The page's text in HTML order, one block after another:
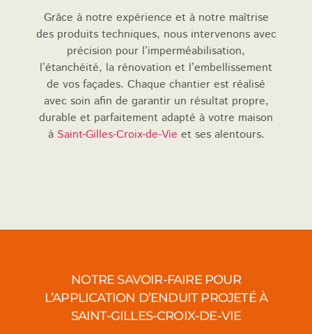
Grâce à notre expérience et à notre maîtrise
des produits techniques, nous intervenons avec
précision pour l’imperméabilisation,
l’étanchéité, la rénovation et l’embellissement
de vos façades. Chaque chantier est réalisé
avec soin afin de garantir un résultat propre,
durable et parfaitement adapté à votre maison
à Saint-Gilles-Croix-de-Vie et ses alentours.
NOTRE SAVOIR-FAIRE POUR
L’APPLICATION D’ENDUIT PROJETÉ À
SAINT-GILLES-CROIX-DE-VIE